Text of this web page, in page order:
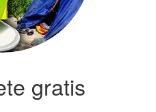
gratis